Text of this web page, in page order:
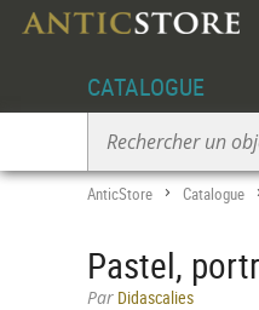
CATALOGUE
AnticStore > Catalogue
Pastel,
Par Didascalies